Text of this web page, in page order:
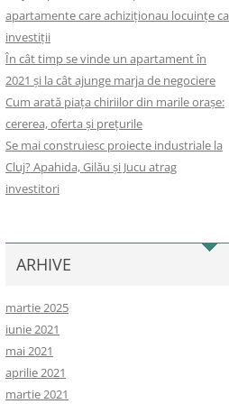
apartamente care achiziționau locuințe ca
investiții
În cât timp se vinde un apartament în
2021 și la cât ajunge marja de negociere
Cum arată piața chiriilor din marile orașe:
cererea, oferta și prețurile
Se mai construiesc proiecte industriale la
Cluj? Apahida, Gilău și Jucu atrag
investitori
ARHIVE
martie 2025
iunie 2021
mai 2021
aprilie 2021
martie 2021